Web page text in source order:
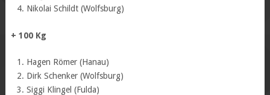
Nikolai Schildt (Wolfsburg)
+ 100 Kg
Hagen Römer (Hanau)
Dirk Schenker (Wolfsburg)
Siggi Klingel (Fulda)